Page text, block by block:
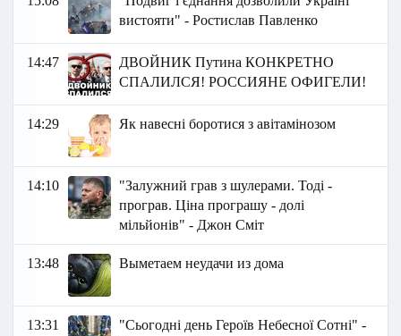
вистояти" - Ростислав Павленко
14:47
ДВОЙНИК Путина КОНКРЕТНО
СПАЛИЛСЯ! РОССИЯНЕ ОФИГЕЛИ!
14:29 Як навесні боротися з авітамінозом
14:10
"Залужний грав з шулерами. Тоді -
програв. Ціна програшу - долі
мільйонів" - Джон Сміт
13:48 Выметаем неудачи из дома
13:31
"Сьогодні день Героїв Небесної Сотні" -